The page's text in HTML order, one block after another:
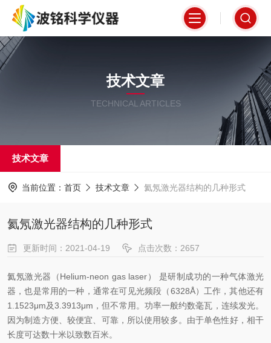
技术文章
TECHNICAL ARTICLES
技术文章
当前位置： 首页 技术文章 氦氖激光器结构的几种形式
氦氖激光器结构的几种形式
更新时间：2021-04-19 点击次数：2657
氦氖激光器（Helium-neon gas laser） 是研制成功的一种气体激光
器，也是常用的一种，通常在可见光频段（6328Å）工作，其他还有
1.1523μm及3.3913μm，但不常用。功率一般约数毫瓦，连续发光。
因为制造方便、较便宜、可靠，所以使用较多。由于单色性好，相干
长度可达数十米以致数百米。